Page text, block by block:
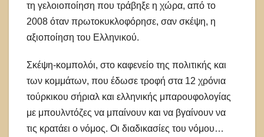
τη γελοιοποίηση που τράβηξε η χώρα, από το
2008 όταν πρωτοκυκλοφόρησε, σαν σκέψη, η
αξιοποίηση του Ελληνικού.
Σκέψη-κομπολόι, στο καφενείο της πολιτικής και
των κομμάτων, που έδωσε τροφή στα 12 χρόνια
τούρκικου σήριαλ και ελληνικής μπαρουφολογίας
με μπουλντόζες να μπαίνουν και να βγαίνουν να
τις κρατάει ο νόμος. Οι διαδικασίες του νόμου…